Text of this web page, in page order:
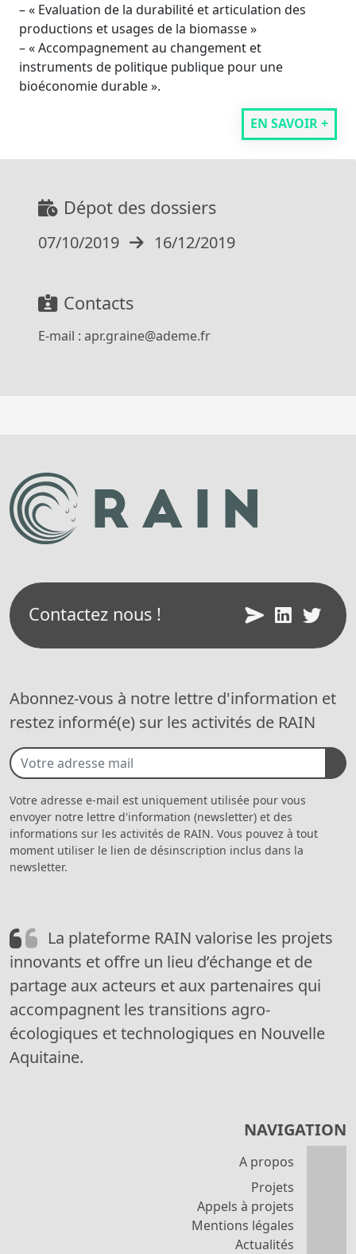
– « Evaluation de la durabilité et articulation des
productions et usages de la biomasse »
– « Accompagnement au changement et
instruments de politique publique pour une
bioéconomie durable ».
EN SAVOIR +
Dépot des dossiers
07/10/2019 16/12/2019
Contacts
E-mail : apr.graine@ademe.fr
Contactez nous !
Abonnez-vous à notre lettre d'information et
restez informé(e) sur les activités de RAIN
Votre adresse e-mail est uniquement utilisée pour vous
envoyer notre lettre d'information (newsletter) et des
informations sur les activités de RAIN. Vous pouvez à tout
moment utiliser le lien de désinscription inclus dans la
newsletter.
La plateforme RAIN valorise les projets
innovants et offre un lieu d’échange et de
partage aux acteurs et aux partenaires qui
accompagnent les transitions agro-
écologiques et technologiques en Nouvelle
Aquitaine.
NAVIGATION
A propos
Projets
Appels à projets
Mentions légales
Actualités